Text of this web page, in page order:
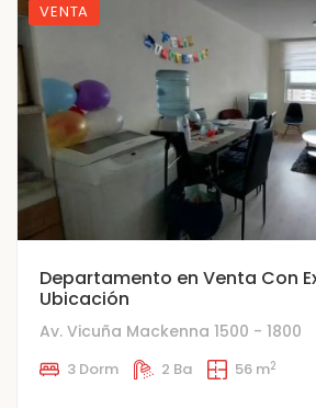
VENTA
Departamento en Venta Con
Ubicación
Av. Vicuña Mackenna 1500 - 1800
3 Dorm 2 Ba 56 m2